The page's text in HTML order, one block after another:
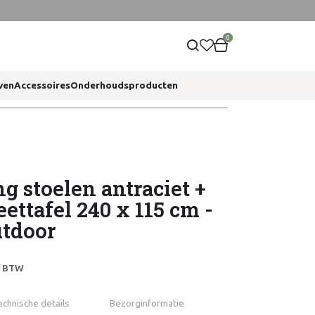
0
AccessoiresOnderhoudsproducten
stoelen antraciet +
240 x 115 cm -
details Bezorginformatie